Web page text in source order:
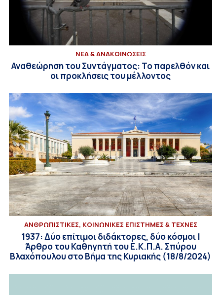
ΝΕΑ & ΑΝΑΚΟΙΝΩΣΕΙΣ
Αναθεώρηση του Συντάγματος: Το παρελθόν και
οι προκλήσεις του μέλλοντος
ΑΝΘΡΩΠΙΣΤΙΚΕΣ, ΚΟΙΝΩΝΙΚΕΣ ΕΠΙΣΤΗΜΕΣ & ΤΕΧΝΕΣ
1937: Δύο επίτιμοι διδάκτορες, δύο κόσμοι |
Άρθρο του Καθηγητή του Ε.Κ.Π.Α. Σπύρου
Βλαχόπουλου στο Βήμα της Κυριακής (18/8/2024)